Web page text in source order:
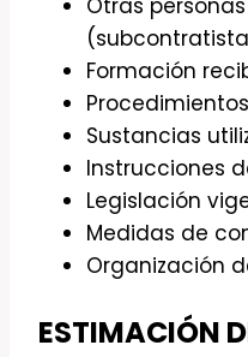
Formación
Sustancias
Instrucciones
Legislación
Medidas de
Organización
ESTIMACIÓN